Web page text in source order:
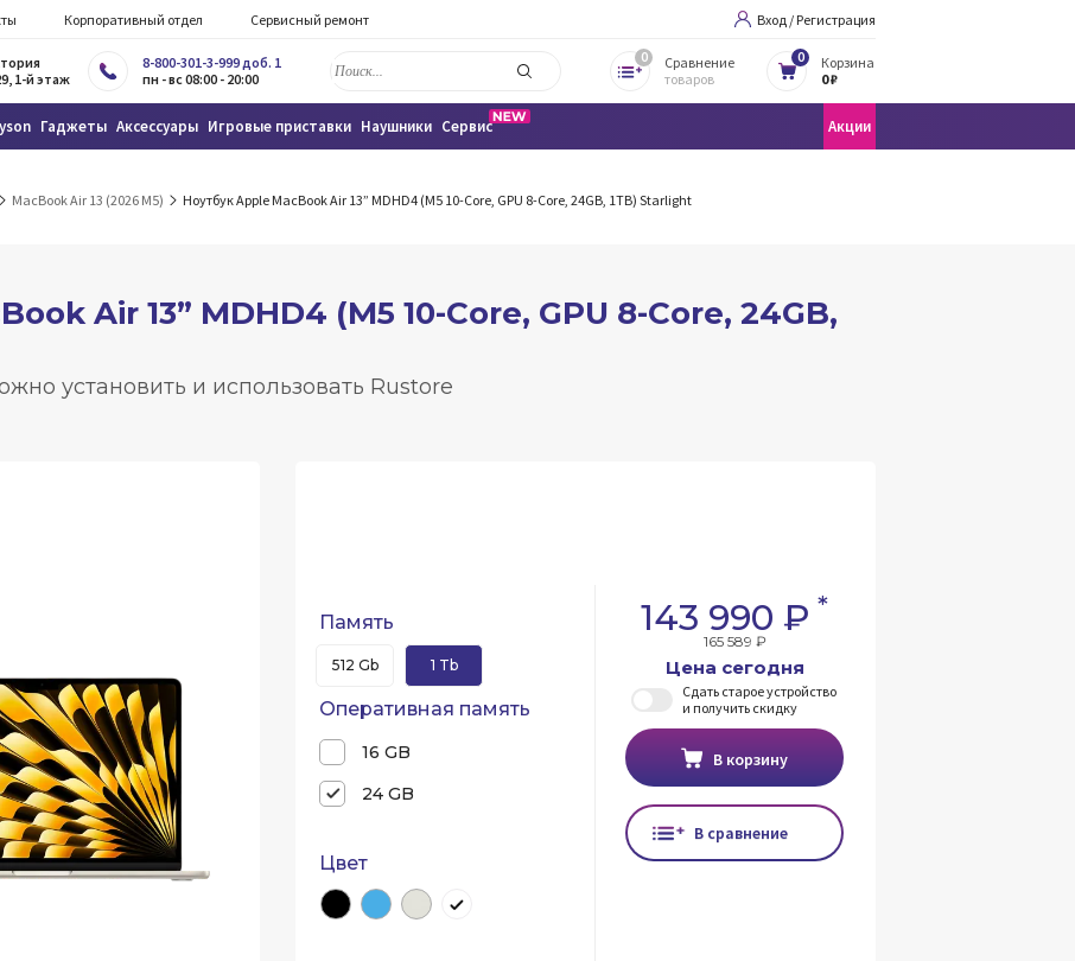
Корпоративный отдел Сервисный ремонт Вход / Регистрация
1-й этаж
8-800-301-3-999 доб. 1
пн - вс 08:00 - 20:00
0
Сравнение
товаров
0
Корзина
0 ₽
Гаджеты Аксессуары Игровые приставки Наушники Сервис Акции
MacBook Air 13 (2026 M5) Ноутбук Apple MacBook Air 13” MDHD4 (M5 10-Core, GPU 8-Core, 24GB, 1TB) Starlight
Air 13” MDHD4 (M5 10-Core, GPU 8-Core, 24GB,
установить и использовать Rustore
Память
512 Gb 1 Tb
Оперативная память
16 GB
24 GB
Цвет
143 990 ₽ *
165 589 ₽
Цена сегодня
Сдать старое устройство
и получить скидку
В корзину
В сравнение